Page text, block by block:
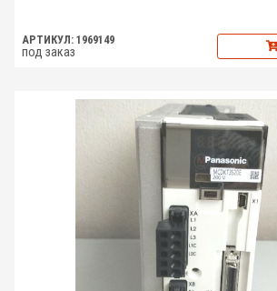
АРТИКУЛ: 1969149
под заказ